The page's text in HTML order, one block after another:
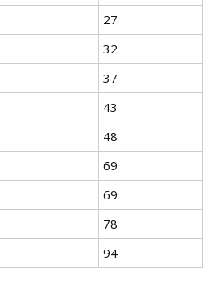
27
32
37
43
48
69
69
78
94